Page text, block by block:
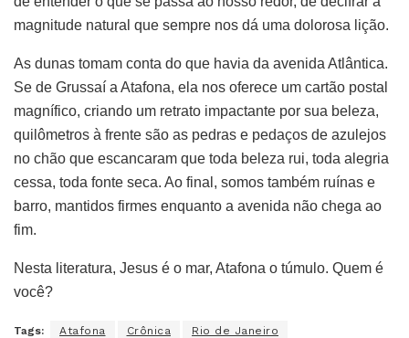
magnitude natural que sempre nos dá uma dolorosa lição.
As dunas tomam conta do que havia da avenida Atlântica.
Se de Grussaí a Atafona, ela nos oferece um cartão postal
magnífico, criando um retrato impactante por sua beleza,
quilômetros à frente são as pedras e pedaços de azulejos
no chão que escancaram que toda beleza rui, toda alegria
cessa, toda fonte seca. Ao final, somos também ruínas e
barro, mantidos firmes enquanto a avenida não chega ao
fim.
Nesta literatura, Jesus é o mar, Atafona o túmulo. Quem é
você?
Tags: Atafona Crônica Rio de Janeiro